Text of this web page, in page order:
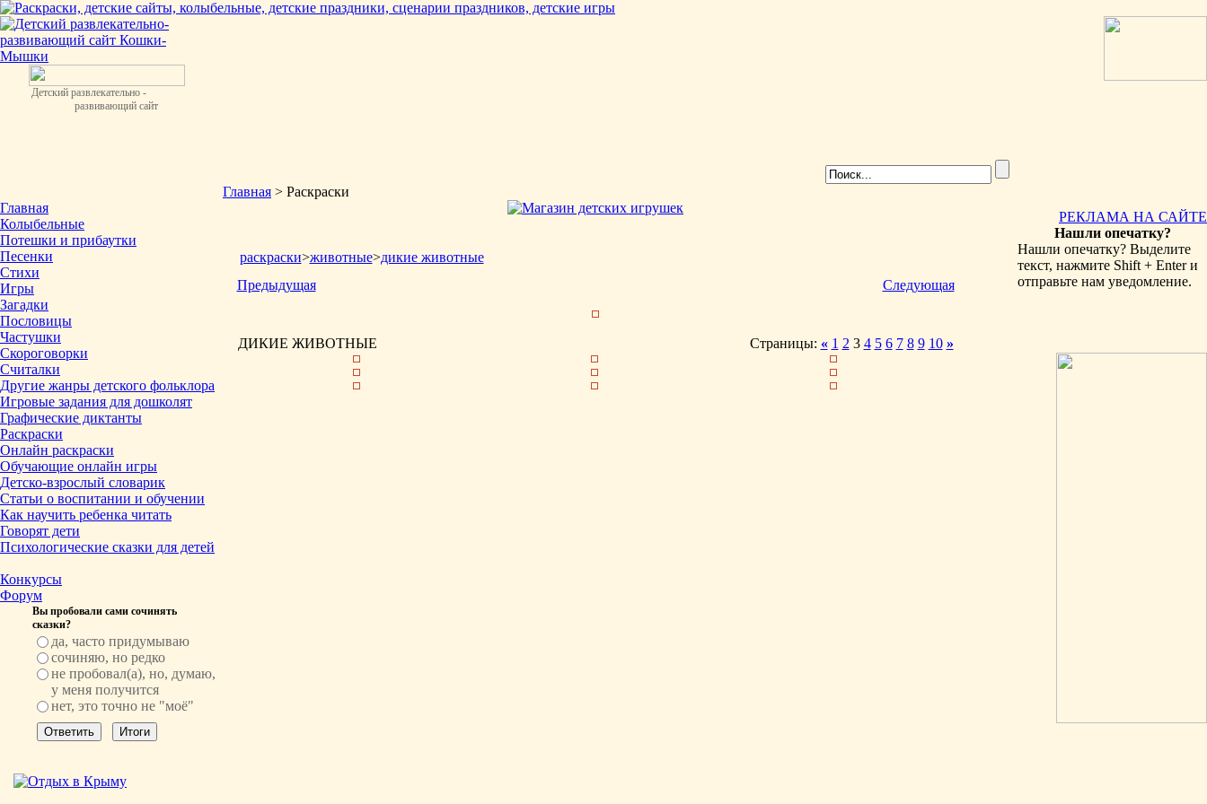
Детский развлекательно -
развивающий сайт
Главная
Колыбельные
Потешки и прибаутки
Песенки
Стихи
Игры
Загадки
Пословицы
Частушки
Скороговорки
Считалки
Другие жанры детского фольклора
Игровые задания для дошколят
Графические диктанты
Раскраски
Онлайн раскраски
Обучающие онлайн игры
Детско-взрослый словарик
Статьи о воспитании и обучении
Как научить ребенка читать
Говорят дети
Психологические сказки для детей
Конкурсы
Форум
Вы пробовали сами сочинять
сказки?
да, часто придумываю
сочиняю, но редко
не пробовал(а), но, думаю,
у меня получится
нет, это точно не "моё"
Главная > Раскраски
раскраски>животные>дикие животные
Предыдущая
Следующая
ДИКИЕ ЖИВОТНЫЕ Страницы: « 1 2 3 4 5 6 7 8 9 10 »
РЕКЛАМА НА САЙТЕ
Нашли опечатку?
Нашли опечатку? Выделите
текст, нажмите Shift + Enter и
отправьте нам уведомление.